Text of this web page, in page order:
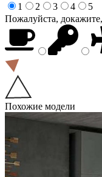
1
2 3 4
5
Пожалуйста,
Похожие модели